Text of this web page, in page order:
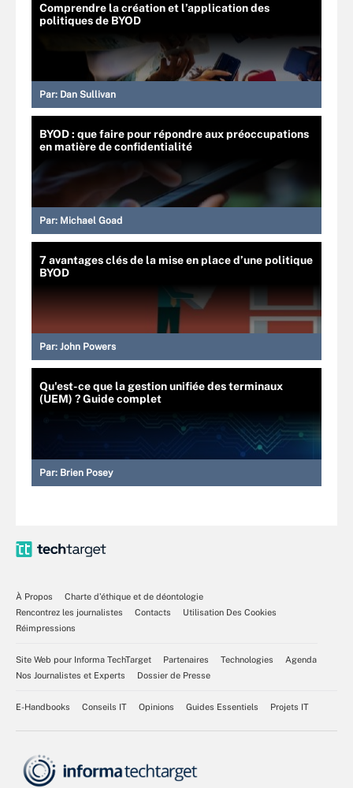
Comprendre la création et l’application des
politiques de BYOD
Par: Dan Sullivan
BYOD : que faire pour répondre aux préoccupations
en matière de confidentialité
Par: Michael Goad
7 avantages clés de la mise en place d’une politique
BYOD
Par: John Powers
Qu'est-ce que la gestion unifiée des terminaux
(UEM) ? Guide complet
Par: Brien Posey
À Propos
Charte d’éthique et de déontologie
Rencontrez les journalistes
Contacts
Utilisation Des Cookies
Réimpressions
Site Web pour Informa TechTarget Partenaires Technologies
Agenda
Nos Journalistes et Experts
Dossier de Presse
E-Handbooks Conseils IT Opinions Guides Essentiels Projets IT